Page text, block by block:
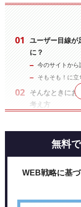
ユーザー目線が
に？
今のサイトから
そもそも！に立
そんなときにお
考え方
行動のシナリオ
操作のシナリオ
まとめ
無料
WEB戦略に基